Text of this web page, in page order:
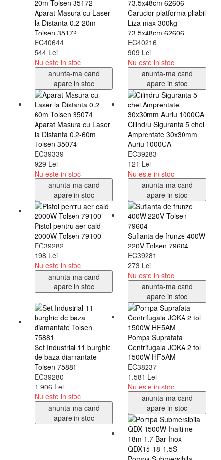
Aparat Masura cu Laser
la Distanta 0.2-20m
Tolsen 35172
EC40644
544 Lei
Nu este in stoc
anunta-ma cand
apare in stoc
Carucior platforma pliabil
Liza max 300kg
73.5x48cm 62606
EC40216
909 Lei
Nu este in stoc
anunta-ma cand
apare in stoc
Aparat Masura cu Laser
la Distanta 0.2-60m
Tolsen 35074
EC39339
929 Lei
Nu este in stoc
anunta-ma cand
apare in stoc
Cilindru Siguranta 5 chei
Amprentate 30x30mm
Auriu 1000CA
EC39283
121 Lei
Nu este in stoc
anunta-ma cand
apare in stoc
Pistol pentru aer cald
2000W Tolsen 79100
EC39282
198 Lei
Nu este in stoc
anunta-ma cand
apare in stoc
Suflanta de frunze 400W
220V Tolsen 79604
EC39281
273 Lei
Nu este in stoc
anunta-ma cand
apare in stoc
Set Industrial 11 burghie
de baza diamantate
Tolsen 75881
EC39280
1.906 Lei
Nu este in stoc
anunta-ma cand
apare in stoc
Pompa Suprafata
Centrifugala JOKA 2 tol
1500W HF5AM
EC38237
1.581 Lei
Nu este in stoc
anunta-ma cand
apare in stoc